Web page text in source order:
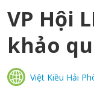
VP Hội
khảo
Việt Kiều Hải